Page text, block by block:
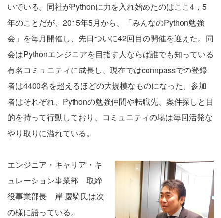
いでいる。同社がPythonに力を入れ始めたのはここ4，5
年のことだが、2015年5月から、「みんなのPython勉強
会」を毎月開催し、先日ついに42回目の開催を迎えた。同
会はPythonエンジニアを目指す人ならば誰でも知っている
有名コミュニティに成長し、現在ではconnpassでの登録
者は4400名を超えるほどの大規模なものになった。参加
者はそれぞれ、Pythonの勉強仲間や転職先、案件探しと目
的を持って行動しており、コミュニティの場は毎回活発な
やり取りに溢れている。
エンジニア・キャリア・キ
ュレーション事業部 取締
役事業部長 岸 慶騎氏は次
の様に語っている。